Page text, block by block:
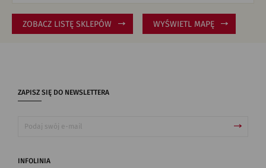
ZOBACZ LISTĘ SKLEPÓW WYŚWIETL MAPĘ
ZAPISZ SIĘ DO NEWSLETTERA
INFOLINIA